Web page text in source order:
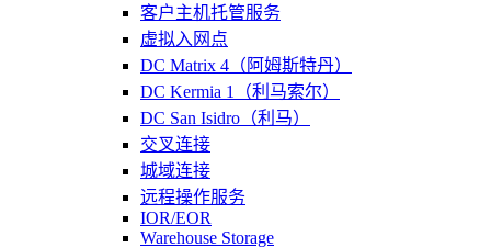
客户主机托管服务
虚拟入网点
DC Matrix 4（阿姆斯特丹）
DC Kermia 1（利马索尔）
DC San Isidro（利马）
交叉连接
城域连接
远程操作服务
IOR/EOR
Warehouse Storage